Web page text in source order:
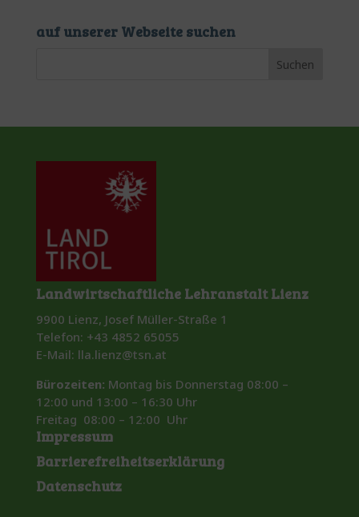
auf unserer Webseite suchen
Landwirtschaftliche Lehranstalt Lienz
9900 Lienz, Josef Müller-Straße 1
Telefon: +43 4852 65055
E-Mail: lla.lienz@tsn.at
Bürozeiten: Montag bis Donnerstag 08:00 –
12:00 und 13:00 – 16:30 Uhr
Freitag 08:00 – 12:00 Uhr
Impressum
Barrierefreiheitserklärung
Datenschutz